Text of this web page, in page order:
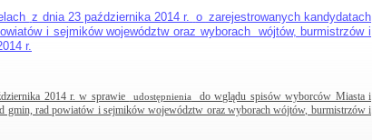
z dnia 23 października 2014 r. o zarejestrowanych kandydatach
i sejmików województw oraz wyborach wójtów, burmistrzów i
r.
2014 r. w sprawie udostępnieniado wglądu spisów wyborców Miasta i
gmin, rad powiatów i sejmików województw oraz wyborach wójtów, burmistrzów i